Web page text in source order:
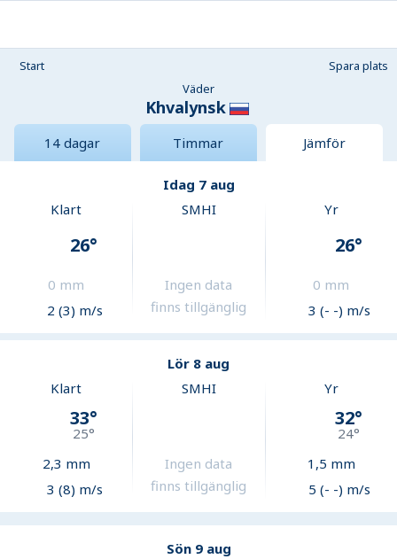
Start
Spara plats
Väder
Khvalynsk
14 dagar Timmar Jämför
Idag 7 aug
Klart
26°
0 mm
2 (3) m/s
SMHI
Ingen data
finns tillgänglig
Yr
26°
0 mm
3 (- -) m/s
Lör 8 aug
Klart
33°
25°
2,3 mm
3 (8) m/s
SMHI
Ingen data
finns tillgänglig
Yr
32°
24°
1,5 mm
5 (- -) m/s
Sön 9 aug